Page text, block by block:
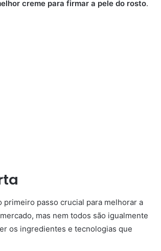
creme para firmar a pele do rosto.
primeiro passo crucial para melhorar a
mas nem todos são igualmente
os ingredientes e tecnologias que